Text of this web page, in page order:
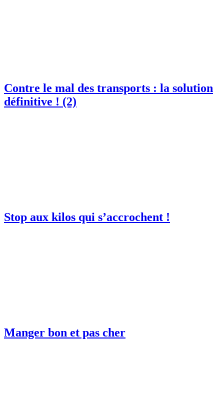
Contre le mal des transports : la solution
définitive ! (2)
Stop aux kilos qui s’accrochent !
Manger bon et pas cher